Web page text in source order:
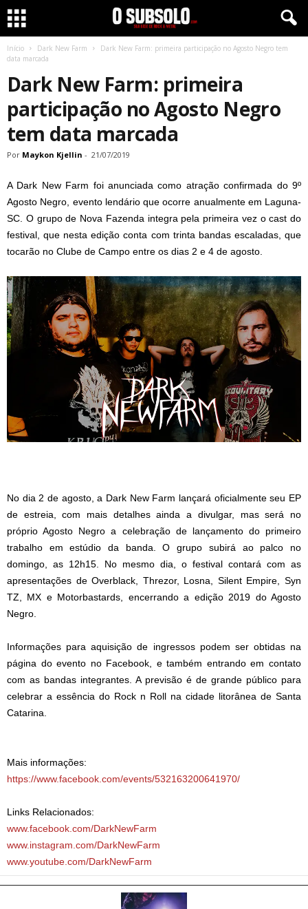
Início Dark New Farm
Dark New Farm: primeira participação no Agosto Negro tem
data marcada
Dark New Farm: primeira
participação no Agosto Negro
tem data marcada
Por Maykon Kjellin - 21/07/2019
A Dark New Farm foi anunciada como atração confirmada do 9º
Agosto Negro, evento lendário que ocorre anualmente em Laguna-
SC. O grupo de Nova Fazenda integra pela primeira vez o cast do
festival, que nesta edição conta com trinta bandas escaladas, que
tocarão no Clube de Campo entre os dias 2 e 4 de agosto.
No dia 2 de agosto, a Dark New Farm lançará oficialmente seu EP
de estreia, com mais detalhes ainda a divulgar, mas será no
próprio Agosto Negro a celebração de lançamento do primeiro
trabalho em estúdio da banda. O grupo subirá ao palco no
domingo, as 12h15. No mesmo dia, o festival contará com as
apresentações de Overblack, Threzor, Losna, Silent Empire, Syn
TZ, MX e Motorbastards, encerrando a edição 2019 do Agosto
Negro.
Informações para aquisição de ingressos podem ser obtidas na
página do evento no Facebook, e também entrando em contato
com as bandas integrantes. A previsão é de grande público para
celebrar a essência do Rock n Roll na cidade litorânea de Santa
Catarina.
Mais informações:
https://www.facebook.com/events/532163200641970/
Links Relacionados:
www.facebook.com/DarkNewFarm
www.instagram.com/DarkNewFarm
www.youtube.com/DarkNewFarm